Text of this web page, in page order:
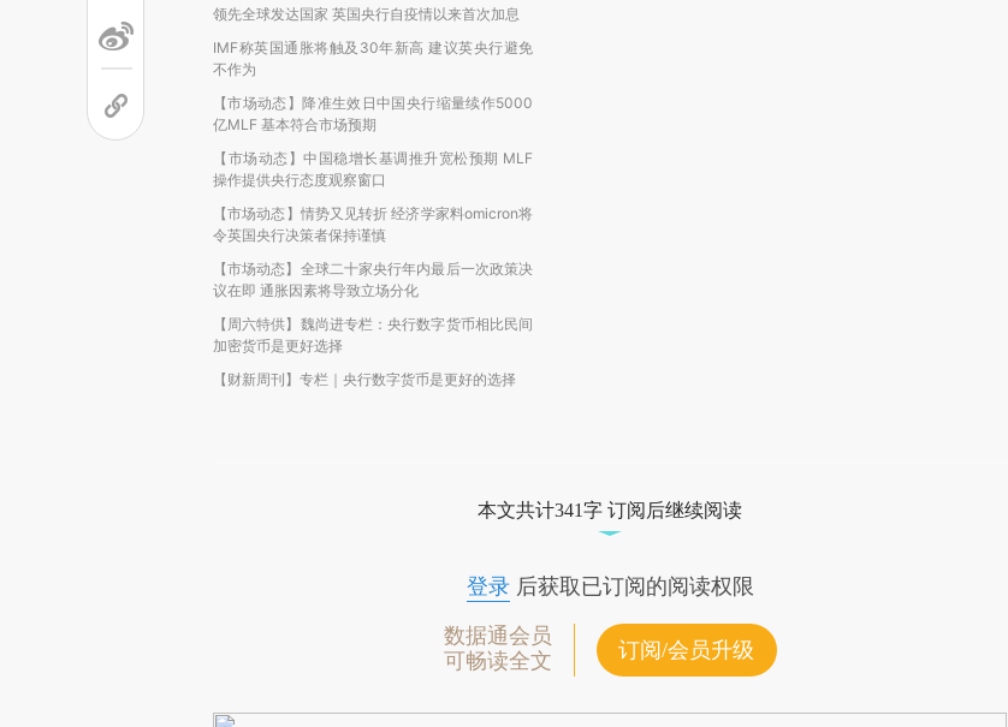
领先全球发达国家 英国央行自疫情以来首次加息
IMF称英国通胀将触及30年新高 建议英央行避免
不作为
【市场动态】降准生效日中国央行缩量续作5000
亿MLF 基本符合市场预期
【市场动态】中国稳增长基调推升宽松预期 MLF
操作提供央行态度观察窗口
【市场动态】情势又见转折 经济学家料omicron将
令英国央行决策者保持谨慎
【市场动态】全球二十家央行年内最后一次政策决
议在即 通胀因素将导致立场分化
【周六特供】魏尚进专栏：央行数字货币相比民间
加密货币是更好选择
【财新周刊】专栏｜央行数字货币是更好的选择
本文共计341字 订阅后继续阅读
登录后获取已订阅的阅读权限
数据通会员
可畅读全文
订阅/会员升级